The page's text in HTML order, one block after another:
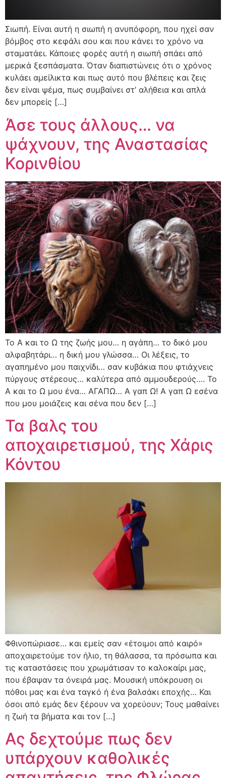
Σιωπή. Είναι αυτή η σιωπή η ανυπόφορη, που ηχεί σαν
βόμβος στο κεφάλι σου και που κάνει το χρόνο να
σταματάει. Κάποιες φορές αυτή η σιωπή σπάει από
μερικά ξεσπάσματα. Όταν διαπιστώνεις ότι ο χρόνος
κυλάει αμείλικτα και πως αυτό που βλέπεις και ζεις
δεν είναι ψέμα, πως συμβαίνει στ’ αλήθεια και απλά
δεν μπορείς […]
Άσε τους άλλους… να
ψάχνουν, της Αναστασίας
Κορινθίου
To A και το Ω της ζωής μου… η αγάπη… το δικό μου
αλφαβητάρι… η δική μου γλώσσα… Οι λέξεις, το
αγαπημένο μου παιχνίδι… σαν κυβάκια που φτιάχνεις
πύργους στέρεους… καλύτερα από αμμουδερούς…. Το
Α και το Ω μου ένα… ΑΓΑΠΩ… Α γαπ Ω! Α γαπ Ω εσένα
που μου μοιάζεις και σένα που δεν […]
Τα βαλς του
αποχαιρετισμού, της Χάρις
Κόντου
Φθινοπώριασε… και εμείς σαν «έτοιμοι από καιρό»
αποχαιρετούμε τον ήλιο, τη θάλασσα, τα πρόσωπα και
τις καταστάσεις που χρωμάτισαν το καλοκαίρι μας,
που έβαψαν τα όνειρά μας. Μουσική υπόκρουση οι
πόθοι μας και ένα ταγκό ή ένα βαλσάκι εποχής… Και
όσοι από εμάς δεν ξέρουν να χορεύουν; Τους μαθαίνει
η ζωή τα βήματα και τον […]
Ας δεχτούμε πως δεν
υπάρχουν καθολικές